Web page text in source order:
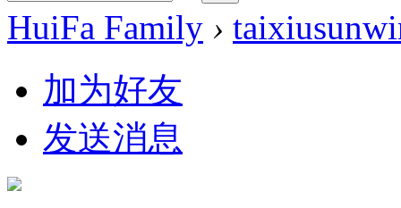
HuiFa Family ›
加为好友
发送消息